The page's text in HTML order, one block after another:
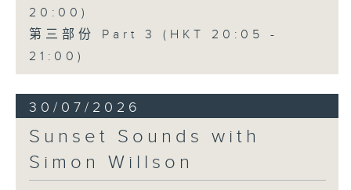
20:00)
第三部份 Part 3 (HKT 20:05 -
21:00)
30/07/2026
Sunset Sounds with
Simon Willson